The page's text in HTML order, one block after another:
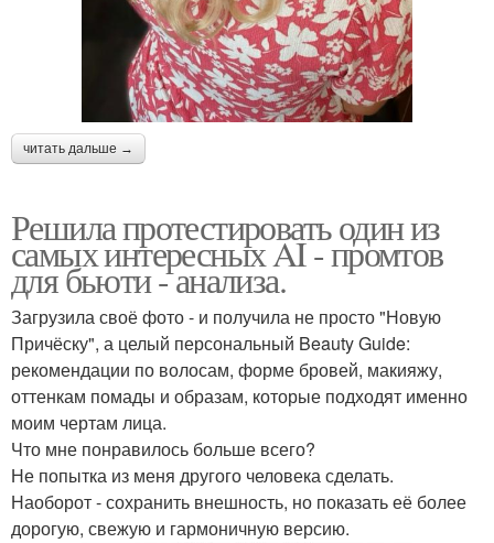
читать дальше →
Решила протестировать один из
самых интересных AI - промтов
для бьюти - анализа.
Загрузила своё фото - и получила не просто "Новую
Причёску", а целый персональный Beauty Guide:
рекомендации по волосам, форме бровей, макияжу,
оттенкам помады и образам, которые подходят именно
моим чертам лица.
Что мне понравилось больше всего?
Не попытка из меня другого человека сделать.
Наоборот - сохранить внешность, но показать её более
дорогую, свежую и гармоничную версию.